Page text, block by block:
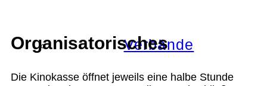
Verbände
Organisatorisches
Die Kinokasse öffnet jeweils eine halbe Stunde